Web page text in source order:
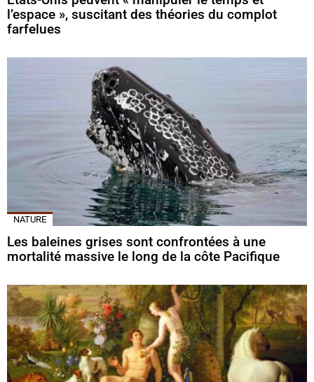
l’espace », suscitant des théories du complot
farfelues
NATURE
Les baleines grises sont confrontées à une
mortalité massive le long de la côte Pacifique